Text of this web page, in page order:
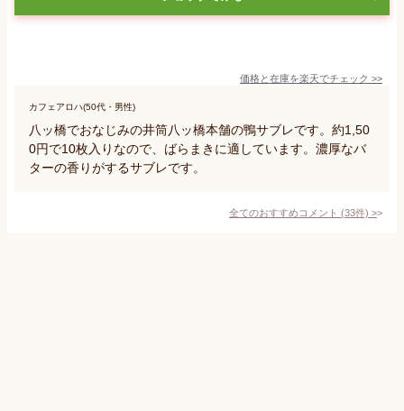
価格と在庫を楽天でチェック >>
カフェアロハ(50代・男性)
八ッ橋でおなじみの井筒八ッ橋本舗の鴨サブレです。約1,50
0円で10枚入りなので、ばらまきに適しています。濃厚なバ
ターの香りがするサブレです。
全てのおすすめコメント (33件) >